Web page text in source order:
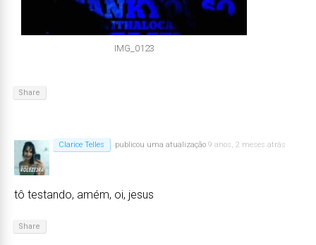
IMG_0123
Share
Clarice Telles publicou uma atualização 9 anos, 2 meses atrás
tô testando, amém, oi, jesus
Share